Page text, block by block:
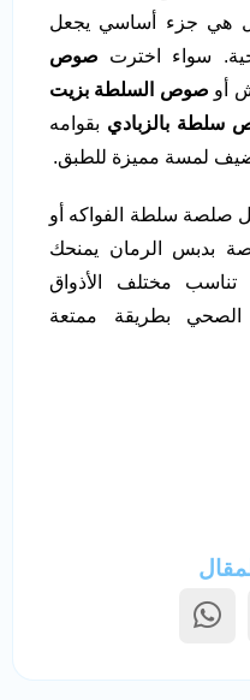
هي جزء أساسي يجعل
سواء اخترت صوص
أو صوص السلطة بزيت
سلطة بالزبادي بقوامه
لمسة مميزة للطبق.
صلصة سلطة الفواكه أو
بدبس الرمان يمنحك
تناسب مختلف الأذواق
بطريقة ممتعة